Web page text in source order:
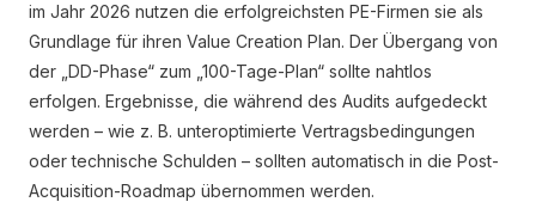
im Jahr 2026 nutzen die erfolgreichsten PE-Firmen sie als
Grundlage für ihren Value Creation Plan. Der Übergang von
der „DD-Phase“ zum „100-Tage-Plan“ sollte nahtlos
erfolgen. Ergebnisse, die während des Audits aufgedeckt
werden – wie z. B. unteroptimierte Vertragsbedingungen
oder technische Schulden – sollten automatisch in die Post-
Acquisition-Roadmap übernommen werden.